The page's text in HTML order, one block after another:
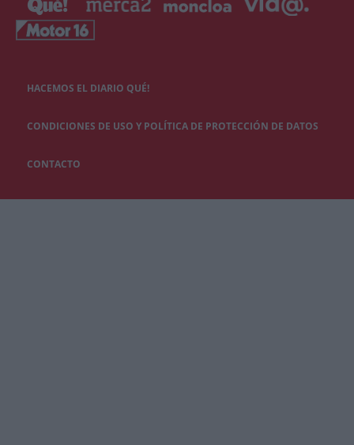
HACEMOS EL DIARIO QUÉ!
CONDICIONES DE USO Y POLÍTICA DE PROTECCIÓN DE DATOS
CONTACTO